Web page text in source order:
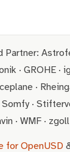
· GROHE ·
·
·
· WMF ·
for OpenUSD